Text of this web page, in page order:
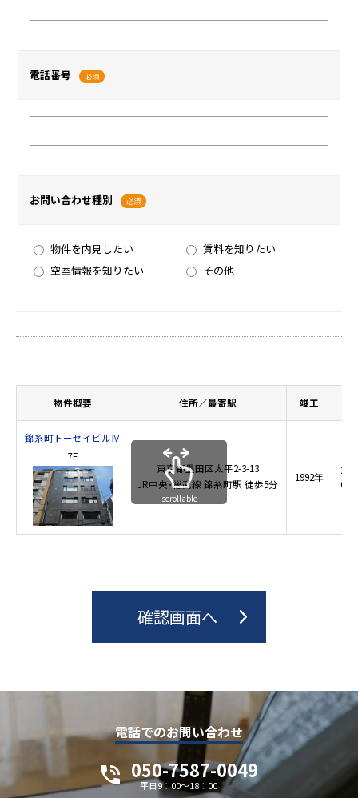
電話番号 必須
お問い合わせ種別 必須
物件を内見したい
賃料を知りたい
空室情報を知りたい
その他
物件概要 住所／最寄駅 竣工
錦糸町トーセイビルⅣ
7F
東京都墨田区太平2-3-13
JR中央･総武線 錦糸町駅 徒歩5分
1992年
scrollable
電話でのお問い合わせ
050-7587-0049
平日9：00～18：00